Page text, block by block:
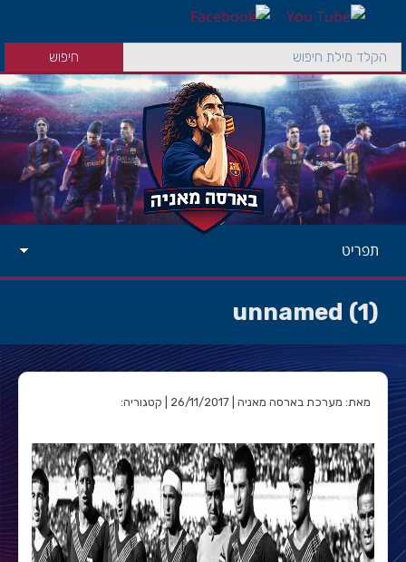
תפריט
unnamed (1)
מאת: מערכת בארסה מאניה | 26/11/2017 | קטגוריה: